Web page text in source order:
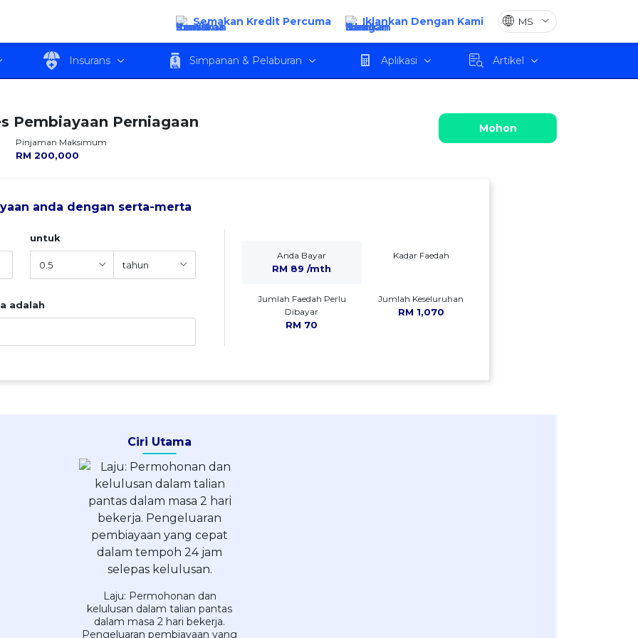
Semakan Kredit Percuma Iklankan Dengan Kami
Insurans Simpanan & Pelaburan Aplikasi Artikel
Kelayakan Yuran dan caj Ulasan Mohon
Pembiayaan Perniagaan
Pinjaman Maksimum
RM 200,000
Mohon
anda dengan serta-merta
untuk
adalah
Anda Bayar
RM 89 /mth
Kadar Faedah
Jumlah Faedah Perlu
Dibayar
RM 70
Jumlah Keseluruhan
RM 1,070
Ciri Utama
Laju: Permohonan dan
kelulusan dalam talian pantas
dalam masa 2 hari bekerja.
Pengeluaran pembiayaan yang